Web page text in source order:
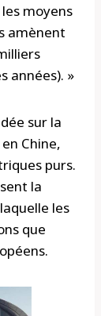
moyens
amènent
années). »
sur la
Chine,
purs.
la
les
que